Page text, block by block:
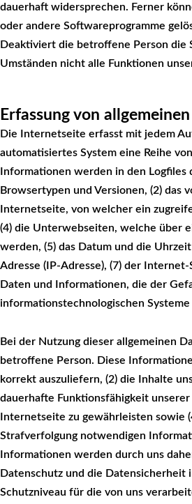
dauerhaft widersprechen. Ferner
oder andere Softwareprogramme
Deaktiviert die betroffene Person die
Umständen nicht alle Funktionen
Erfassung von
Die Internetseite erfasst mit jedem
automatisiertes System eine Reihe
Informationen werden in den
Browsertypen und Versionen, (2) das
Internetseite, von welcher ein
(4) die Unterwebseiten, welche über
werden, (5) das Datum und die
Adresse (IP-Adresse), (7) der
Daten und Informationen, die der
informationstechnologischen Systeme
Bei der Nutzung dieser allgemeinen
betroffene Person. Diese
korrekt auszuliefern, (2) die Inhalte
dauerhafte Funktionsfähigkeit
Internetseite zu gewährleisten sowie
Strafverfolgung notwendigen
Informationen werden durch uns
Datenschutz und die
Schutzniveau für die von uns